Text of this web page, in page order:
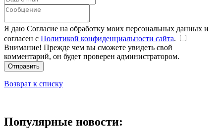
Я даю Согласие на обработку моих персональных данных и
согласен с Политикой конфиденциальности сайта.
Внимание! Прежде чем вы сможете увидеть свой
комментарий, он будет проверен администратором.
Отправить
Возврат к списку
Популярные новости: